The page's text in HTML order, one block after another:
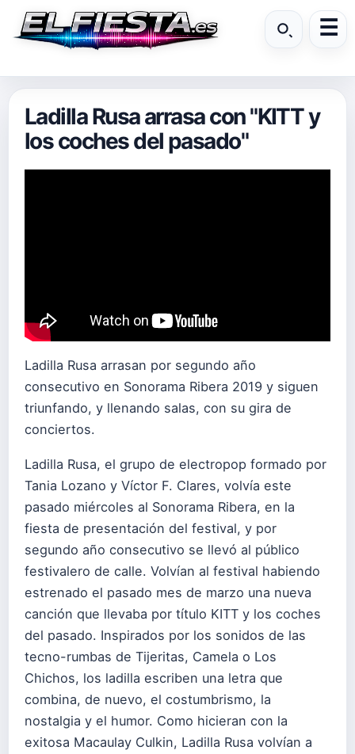
Ladilla Rusa arrasa con "KITT y
los coches del pasado"
Ladilla Rusa arrasan por segundo año
consecutivo en Sonorama Ribera 2019 y siguen
triunfando, y llenando salas, con su gira de
conciertos.
Ladilla Rusa, el grupo de electropop formado por
Tania Lozano y Víctor F. Clares, volvía este
pasado miércoles al Sonorama Ribera, en la
fiesta de presentación del festival, y por
segundo año consecutivo se llevó al público
festivalero de calle. Volvían al festival habiendo
estrenado el pasado mes de marzo una nueva
canción que llevaba por título KITT y los coches
del pasado. Inspirados por los sonidos de las
tecno-rumbas de Tijeritas, Camela o Los
Chichos, los ladilla escriben una letra que
combina, de nuevo, el costumbrismo, la
nostalgia y el humor. Como hicieran con la
exitosa Macaulay Culkin, Ladilla Rusa volvían a